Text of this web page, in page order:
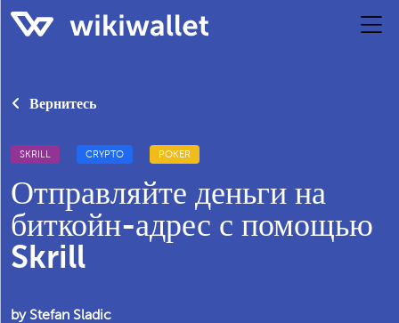
by Stefan Sladic
Вернитесь
SKRILL CRYPTO POKER
Отправляйте деньги на
биткойн-адрес с помощью
Skrill